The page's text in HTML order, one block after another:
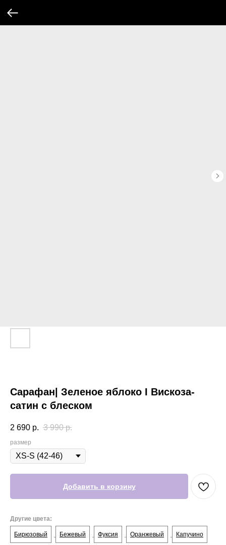
Сарафан| Зеленое яблоко I Вискоза-
сатин с блеском
2 690 р. 3 990 р.
размер
Добавить в корзину
Другие цвета:
Бирюзовый Бежевый Фуксия Оранжевый Капучино